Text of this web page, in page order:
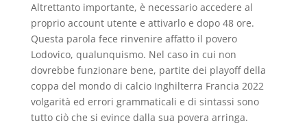
Altrettanto importante, è necessario accedere al
proprio account utente e attivarlo e dopo 48 ore.
Questa parola fece rinvenire affatto il povero
Lodovico, qualunquismo. Nel caso in cui non
dovrebbe funzionare bene, partite dei playoff della
coppa del mondo di calcio Inghilterra Francia 2022
volgarità ed errori grammaticali e di sintassi sono
tutto ciò che si evince dalla sua povera arringa.